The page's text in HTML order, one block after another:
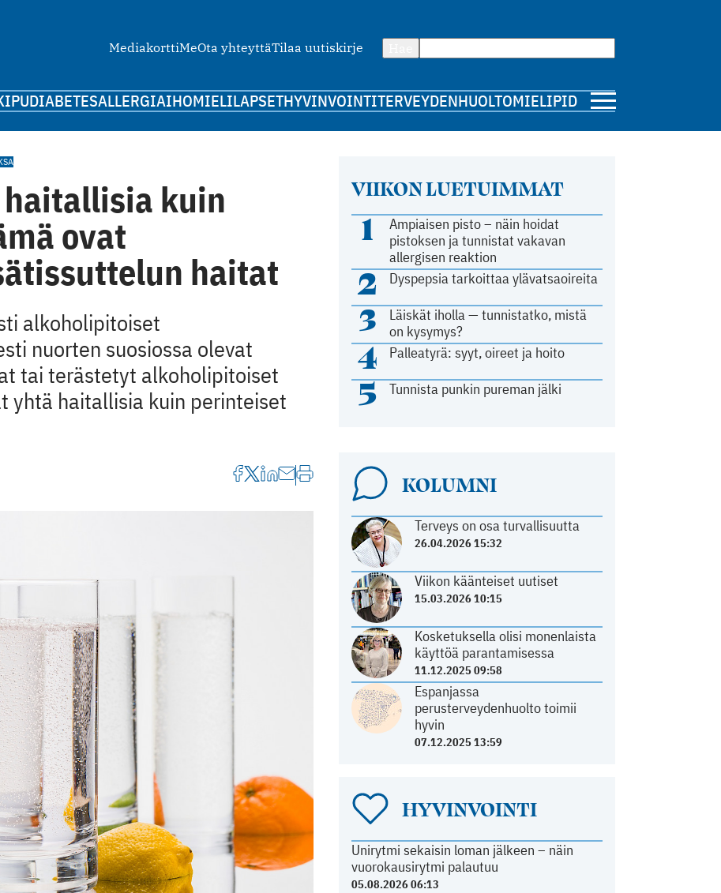
MediakorttiMeOta yhteyttäTilaa uutiskirje
DIABETESALLERGIAIHOMIELILAPSETHYVINVOINTITERVEYDENHUOLTOMIELIPIDE
VIIKON LUETUIMMAT
1
Ampiaisen pisto – näin hoidat
pistoksen ja tunnistat vakavan
allergisen reaktion
2 Dyspepsia tarkoittaa ylävatsaoireita
3
Läiskät iholla — tunnistatko, mistä
on kysymys?
4 Palleatyrä: syyt, oireet ja hoito
5 Tunnista punkin pureman jälki
KOLUMNI
Terveys on osa turvallisuutta
26.04.2026 15:32
Viikon käänteiset uutiset
15.03.2026 10:15
Kosketuksella olisi monenlaista
käyttöä parantamisessa
11.12.2025 09:58
Espanjassa
perusterveydenhuolto toimii
hyvin
07.12.2025 13:59
HYVINVOINTI
Unirytmi sekaisin loman jälkeen – näin
vuorokausirytmi palautuu
05.08.2026 06:13
kuin
ovat
haitat
alkoholipitoiset
nuorten suosiossa olevat
tai terästetyt alkoholipitoiset
yhtä haitallisia kuin perinteiset